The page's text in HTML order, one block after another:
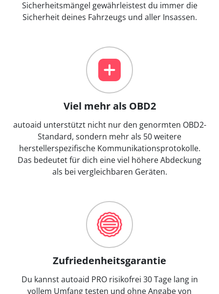
Sicherheitsmängel gewährleistest du immer die
Sicherheit deines Fahrzeugs und aller Insassen.
Viel mehr als OBD2
autoaid unterstützt nicht nur den genormten OBD2-
Standard, sondern mehr als 50 weitere
herstellerspezifische Kommunikationsprotokolle.
Das bedeutet für dich eine viel höhere Abdeckung
als bei vergleichbaren Geräten.
Zufriedenheitsgarantie
Du kannst autoaid PRO risikofrei 30 Tage lang in
vollem Umfang testen und ohne Angabe von